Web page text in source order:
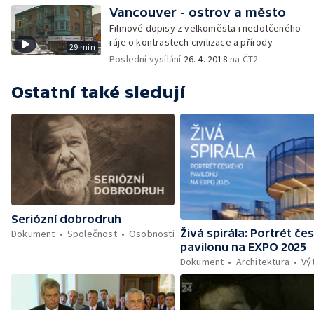
29 min
Vancouver - ostrov a město
Filmové dopisy z velkoměsta i nedotčeného
ráje o kontrastech civilizace a přírody
Poslední vysílání 26. 4. 2018 na ČT2
Ostatní také sledují
Seriózní dobrodruh
Dokument
Společnost Osobnosti Živá spirála: Portrét
pavilonu na EXPO 2025
Dokument
Architektura